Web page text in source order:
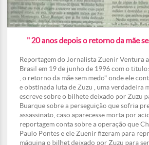
" 20 anos depois o retorno da mãe
Reportagem do Jornalista Zuenir Ventura
Brasil em 19 de junho de 1996 com o
, o retorno da mãe sem medo" onde ele
e obstinada luta de Zuzu , uma verdadeira
escreve sobre o bilhete deixado por Zuzu
Buarque sobre a perseguição que sofria
assassinato, caso aparecesse morta por
reportagem conta sobre a operação que
Paulo Pontes e ele Zuenir fizeram para
máquina o bilhet deixado por Zuzu para